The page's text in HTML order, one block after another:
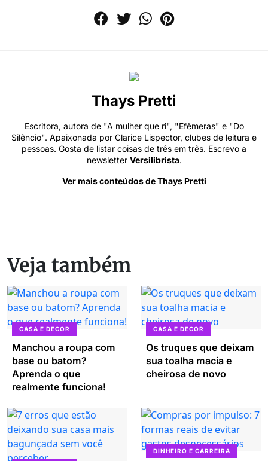
Thays Pretti
Escritora, autora de "A mulher que ri", "Efêmeras" e "Do
Silêncio". Apaixonada por Clarice Lispector, clubes de leitura e
pessoas. Gosta de listar coisas de três em três. Escrevo a
newsletter Versilibrista.
Ver mais conteúdos de Thays Pretti
Veja também
CASA E DECOR
Manchou a roupa com
base ou batom?
Aprenda o que
realmente funciona!
CASA E DECOR
Os truques que deixam
sua toalha macia e
cheirosa de novo
DINHEIRO E CARREIRA